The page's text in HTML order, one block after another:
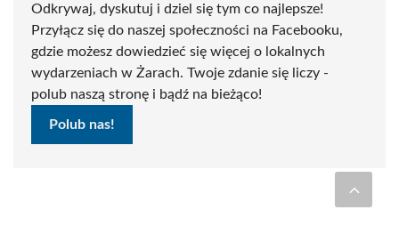
Odkrywaj, dyskutuj i dziel się tym co najlepsze!
Przyłącz się do naszej społeczności na Facebooku,
gdzie możesz dowiedzieć się więcej o lokalnych
wydarzeniach w Żarach. Twoje zdanie się liczy -
polub naszą stronę i bądź na bieżąco!
Polub nas!